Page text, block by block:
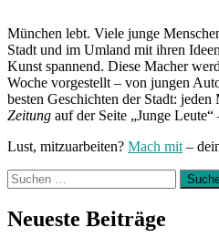
München lebt. Viele junge
Stadt und im Umland mit ihren
Kunst spannend. Diese Macher
Woche vorgestellt – von jungen
besten Geschichten der Stadt:
Zeitung auf der Seite „Junge
Lust, mitzuarbeiten? Mach mit –
Suchen
nach:
Neueste Beiträge